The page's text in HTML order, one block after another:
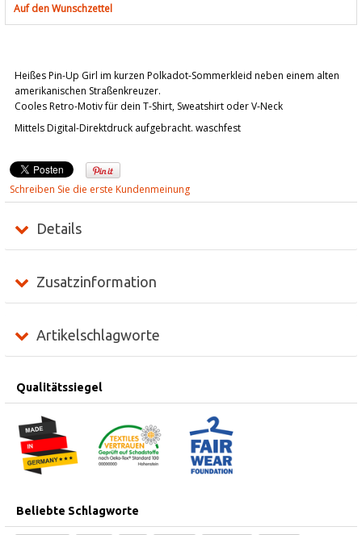
Heißes Pin-Up Girl im kurzen Polkadot-Sommerkleid neben einem alten
amerikanischen Straßenkreuzer.
Cooles Retro-Motiv für dein T-Shirt, Sweatshirt oder V-Neck
Mittels Digital-Direktdruck aufgebracht. waschfest
Auf den Wunschzettel
Schreiben Sie die erste Kundenmeinung
Details
Zusatzinformation
Artikelschlagworte
Qualitätssiegel
Beliebte Schlagworte